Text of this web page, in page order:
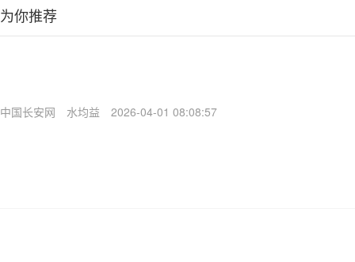
为你推荐
中国长安网 水均益 2026-04-01 08:08:57